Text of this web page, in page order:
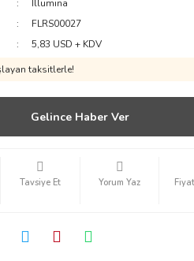
İllumina
FLRS00027
5,83 USD + KDV
taksitlerle!
Gelince Haber Ver
Tavsiye Et Yorum Yaz